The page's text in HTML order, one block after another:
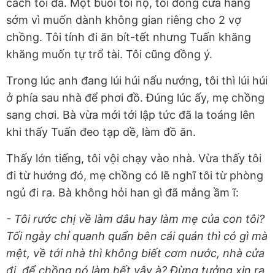
cách tối đa. Một buổi tối nọ, tôi đóng cửa hàng
sớm vì muốn dành không gian riêng cho 2 vợ
chồng. Tôi tính đi ăn bít-tết nhưng Tuấn khăng
khăng muốn tự trổ tài. Tôi cũng đồng ý.
Trong lúc anh đang lúi húi nấu nướng, tôi thì lúi húi
ở phía sau nhà để phơi đồ. Đúng lúc ấy, mẹ chồng
sang chơi. Bà vừa mới tới lập tức đã la toáng lên
khi thấy Tuấn đeo tạp dề, làm đồ ăn.
Thấy lớn tiếng, tôi vội chạy vào nhà. Vừa thấy tôi
đi từ hướng đó, mẹ chồng có lẽ nghĩ tôi từ phòng
ngủ đi ra. Bà không hỏi han gì đã mắng ầm ĩ:
- Tôi rước chị về làm dâu hay làm mẹ của con tôi?
Tối ngày chỉ quanh quẩn bên cái quán thì có gì mà
mệt, về tới nhà thì không biết cơm nước, nhà cửa
đi, để chồng nó làm hết vậy à? Đừng tưởng xin ra